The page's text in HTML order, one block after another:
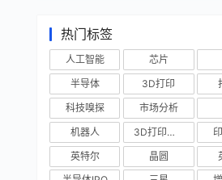
热门标签
人工智能 芯片
半导体
3D打印
科技嗅探
市场分析
机器人
3D打印技术
英特尔
晶圆